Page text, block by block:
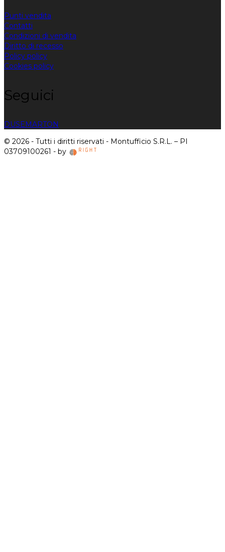
Punti vendita
Contatti
Condizioni di vendita
Diritto di recesso
Policy policy
Cookies policy
Seguici
DUSEMARTON
© 2026 - Tutti i diritti riservati - Montufficio S.R.L. – PI
03709100261 - by